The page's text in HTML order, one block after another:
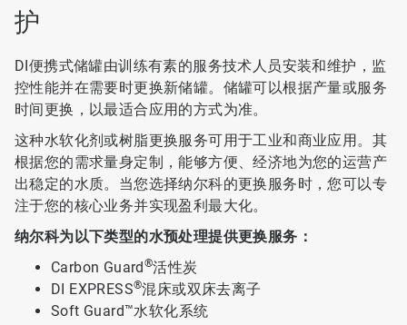
护
DI便携式储罐由训练有素的服务技术人员安装和维护，监
控性能并在需要时更换新储罐。储罐可以根据产量或服务
时间更换，以最适合应用的方式为准。
这种水软化剂或树脂更换服务可用于工业和商业应用。其
根据您的需求量身定制，能够方便、经济地为您的运营产
出稳定的水质。当您选择纳尔科的更换服务时，您可以专
注于您的核心业务并实现盈利最大化。
纳尔科为以下类型的水预处理提供更换服务：
Carbon Guard®活性炭
DI EXPRESS®混床或双床去离子
Soft Guard™水软化系统